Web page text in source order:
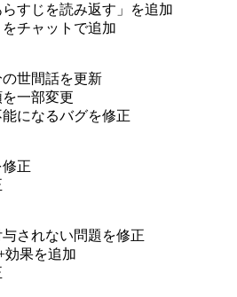
すじを読み返す」を追加
チャットで追加
の世間話を更新
を一部変更
になるバグを修正
修正
されない問題を修正
効果を追加